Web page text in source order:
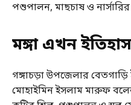
পশুপালন, মাছচাষ ও নার্সারির
মঙ্গা এখন ইতিহাস
গঙ্গাচড়া উপজেলার বেতগাড়ি
মোহাইমিন ইসলাম মারুফ